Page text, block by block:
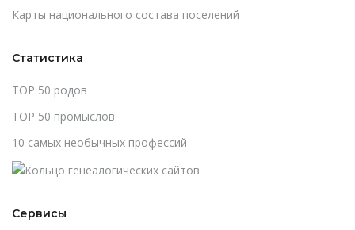
Карты национального состава поселений
Статистика
TOP 50 родов
TOP 50 промыслов
10 самых необычных профессий
Сервисы